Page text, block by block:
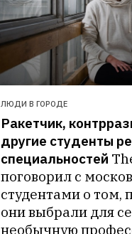
ЛЮДИ В ГОРОДЕ
Ракетчик,
другие студенты
специальностей
поговорил с
студентами о том,
они выбрали для
необычную